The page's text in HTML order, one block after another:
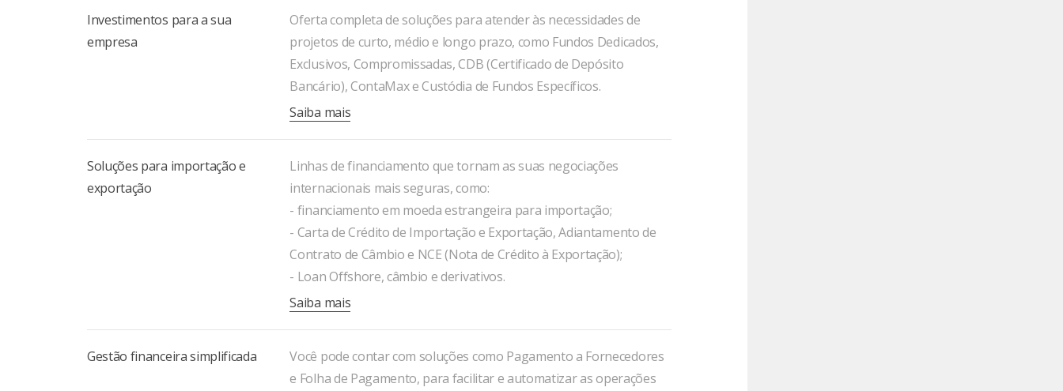
Investimentos para a sua
empresa
Oferta completa de soluções para atender às necessidades de
projetos de curto, médio e longo prazo, como Fundos Dedicados,
Exclusivos, Compromissadas, CDB (Certificado de Depósito
Bancário), ContaMax e Custódia de Fundos Específicos.
Saiba mais
Soluções para importação e
exportação
Linhas de financiamento que tornam as suas negociações
internacionais mais seguras, como:
- financiamento em moeda estrangeira para importação;
- Carta de Crédito de Importação e Exportação, Adiantamento de
Contrato de Câmbio e NCE (Nota de Crédito à Exportação);
- Loan Offshore, câmbio e derivativos.
Saiba mais
Gestão financeira simplificada
Você pode contar com soluções como Pagamento a Fornecedores
e Folha de Pagamento, para facilitar e automatizar as operações